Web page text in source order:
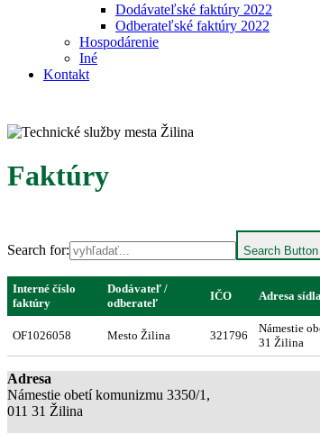
Dodávateľské faktúry 2022
Odberateľské faktúry 2022
Hospodárenie
Iné
Kontakt
Faktúry
Search for: Search Button
Interné číslo
faktúry
Dodávateľ /
odberateľ
IČO Adresa sídla
OF1026058 Mesto Žilina 321796
Námestie
31 Žilina
Adresa
Námestie obetí komunizmu 3350/1,
011 31 Žilina